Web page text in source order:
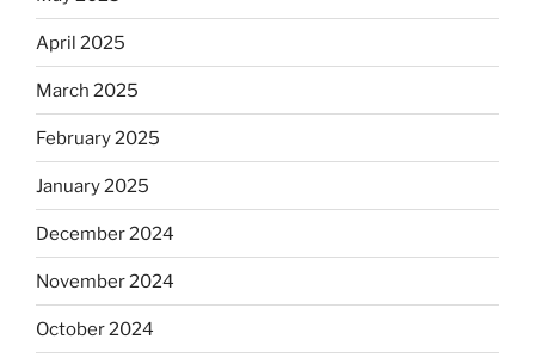
April 2025
March 2025
February 2025
January 2025
December 2024
November 2024
October 2024